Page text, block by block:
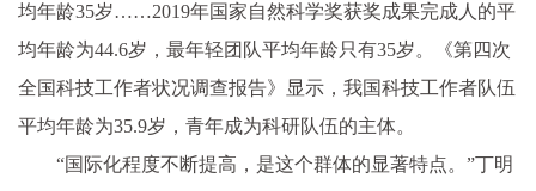
均年龄35岁……2019年国家自然科学奖获奖成果完成人的平
均年龄为44.6岁，最年轻团队平均年龄只有35岁。《第四次
全国科技工作者状况调查报告》显示，我国科技工作者队伍
平均年龄为35.9岁，青年成为科研队伍的主体。
“国际化程度不断提高，是这个群体的显著特点。”丁明